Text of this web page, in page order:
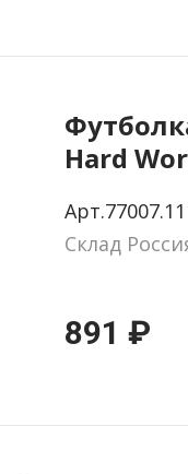
Hard
Склад
891 ₽